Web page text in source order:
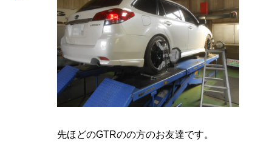
先ほどのGTRのの方のお友達です。